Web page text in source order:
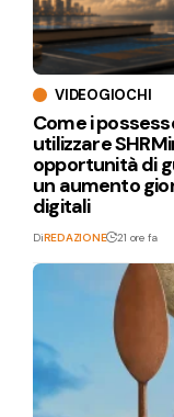
VIDEOGIOCHI
Come i
utilizzare
opportunità di
un aumento
digitali
DiREDAZIONE 21 ore fa